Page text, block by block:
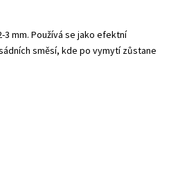
3 mm. Používá se jako efektní
směsí, kde po vymytí zůstane